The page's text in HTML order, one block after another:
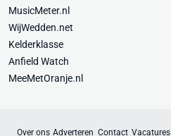
MusicMeter.nl
WijWedden.net
Kelderklasse
Anfield Watch
MeeMetOranje.nl
Over ons Adverteren Contact Vacatures